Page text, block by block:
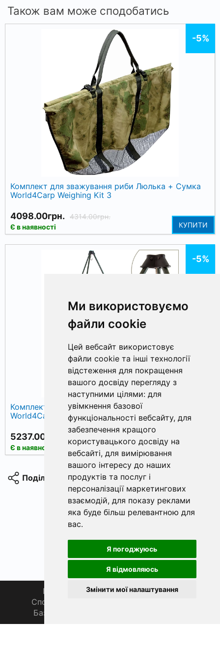
Ми використовуємо
файли cookie
Цей вебсайт використовує
файли cookie та інші технології
відстеження для покращення
вашого досвіду перегляду з
наступними цілями: для
увімкнення базової
функціональності вебсайту, для
забезпечення кращого
користувацького досвіду на
вебсайті, для вимірювання
вашого інтересу до наших
продуктів та послуг і
персоналізації маркетингових
взаємодій, для показу реклами
яка буде більш релевантною для
вас.
Я погоджуюсь
Я відмовляюсь
Змінити мої налаштування
Також вам може сподобатись
-5%
Комплект для зважування риби Люлька + Сумка
World4Carp Weighing Kit 3
4098.00грн.
4314.00грн.
Є в наявності
КУПИТИ
-5%
Комплект для зважування риби Тренога + Люлька
World4Carp Weighing Kit 2
5237.00грн.
Є в наявності
КУПИТИ
Поділитися
Головна Про нас
Магазин 🛒
Спортивна рибалка 🏆
База знань 📚